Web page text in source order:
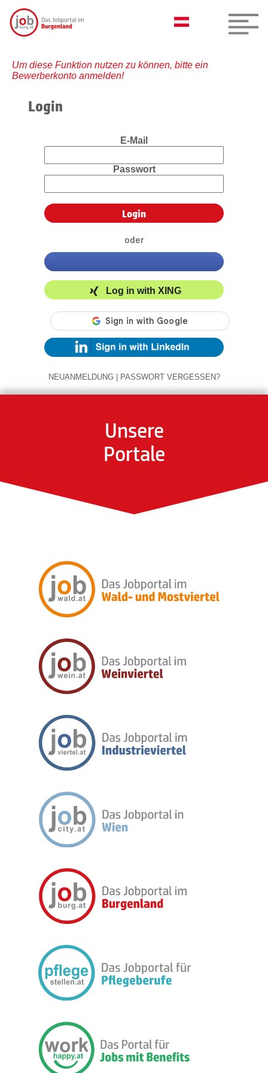
Um diese Funktion nutzen zu können, bitte ein
Bewerberkonto anmelden!
Login
E-Mail
Passwort
oder
Log in with XING
NEUANMELDUNG | PASSWORT VERGESSEN?
Unsere
Portale